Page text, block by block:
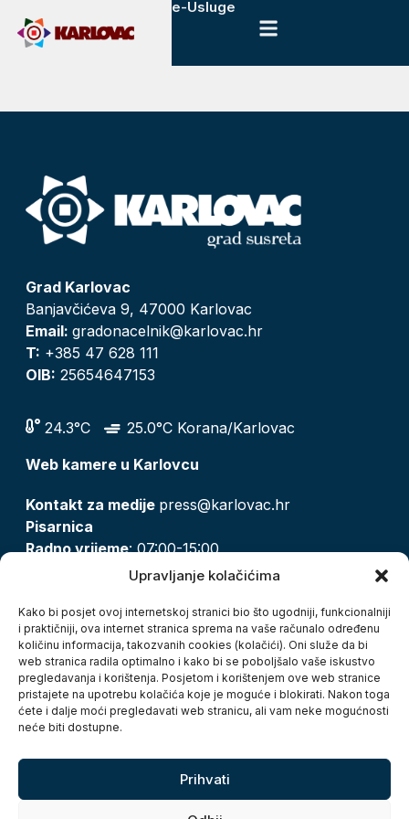
Upravljanje kolačićima
Kako bi posjet ovoj internetskoj stranici bio što ugodniji, funkcionalniji
i praktičniji, ova internet stranica sprema na vaše računalo određenu
količinu informacija, takozvanih cookies (kolačići). Oni služe da bi
web stranica radila optimalno i kako bi se poboljšalo vaše iskustvo
pregledavanja i korištenja. Posjetom i korištenjem ove web stranice
pristajete na upotrebu kolačića koje je moguće i blokirati. Nakon toga
ćete i dalje moći pregledavati web stranicu, ali vam neke mogućnosti
neće biti dostupne.
Prihvati
e-Usluge
Grad Karlovac
Banjavčićeva 9, 47000 Karlovac
Email: gradonacelnik@karlovac.hr
T: +385 47 628 111
OIB: 25654647153
24.3°C
25.0°C Korana/Karlovac
Web kamere u Karlovcu
Kontakt za medije press@karlovac.hr
Pisarnica
Radno vrijeme: 07:00-15:00
pisarnica@karlovac.hr
Zaštita osobnih podataka
Pristup informacijama
Kolačići
Izjava o pristupačnosti
Turistička zajednica grada Karlovca